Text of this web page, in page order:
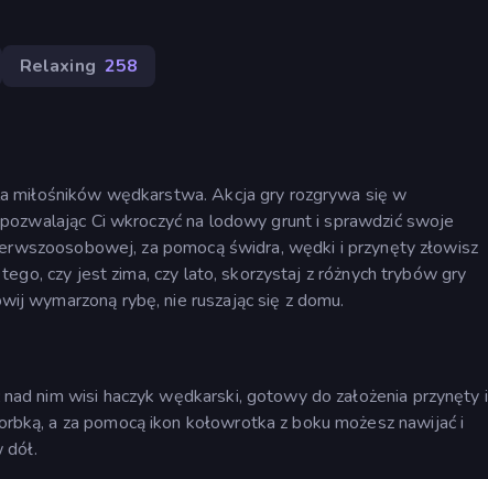
Relaxing 258
miłośników wędkarstwa. Akcja gry rozgrywa się w
Ci wkroczyć na lodowy grunt i sprawdzić swoje
za pomocą świdra, wędki i przynęty złowisz
czy jest zima, czy lato, skorzystaj z różnych trybów gry
wymarzoną rybę, nie ruszając się z domu.
nim wisi haczyk wędkarski, gotowy do założenia przynęty i
a za pomocą ikon kołowrotka z boku możesz nawijać i